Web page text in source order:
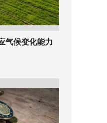
气候变化能力